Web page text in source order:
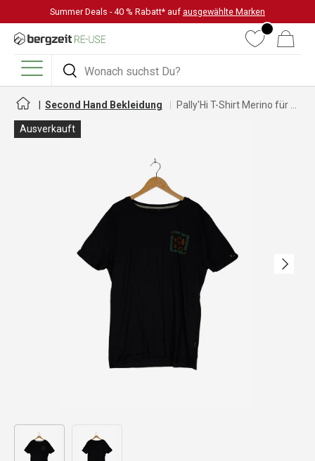
DIREKT ZUM INHALT
Summer Deals - 40 % Rabatt* auf ausgewählte Marken
Suchen
Suchen
WunschlisteWarenkorb
Menü
Second Hand Bekleidung
Ausverkauft
Nächste